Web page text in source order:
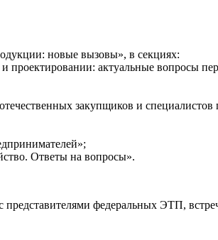
новые вызовы», в секциях:
актуальные вопросы
закупщиков и
Ответы на вопросы».
федеральных ЭТП,